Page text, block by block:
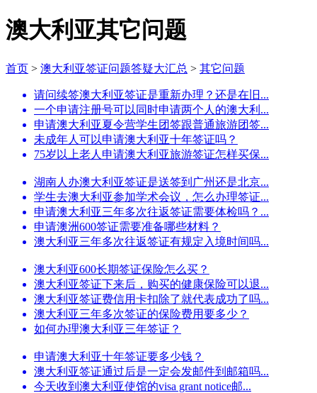
澳大利亚其它问题
首页 > 澳大利亚签证问题答疑大汇总 > 其它问题
请问续签澳大利亚签证是重新办理？还是在旧...
一个申请注册号可以同时申请两个人的澳大利...
申请澳大利亚夏令营学生团签跟普通旅游团签...
未成年人可以申请澳大利亚十年签证吗？
75岁以上老人申请澳大利亚旅游签证怎样买保...
湖南人办澳大利亚签证是送签到广州还是北京...
学生去澳大利亚参加学术会议，怎么办理签证...
申请澳大利亚三年多次往返签证需要体检吗？...
申请澳洲600签证需要准备哪些材料？
澳大利亚三年多次往返签证有规定入境时间吗...
澳大利亚600长期签证保险怎么买？
澳大利亚签证下来后，购买的健康保险可以退...
澳大利亚签证费信用卡扣除了就代表成功了吗...
澳大利亚三年多次签证的保险费用要多少？
如何办理澳大利亚三年签证？
申请澳大利亚十年签证要多少钱？
澳大利亚签证通过后是一定会发邮件到邮箱吗...
今天收到澳大利亚使馆的visa grant notice邮...